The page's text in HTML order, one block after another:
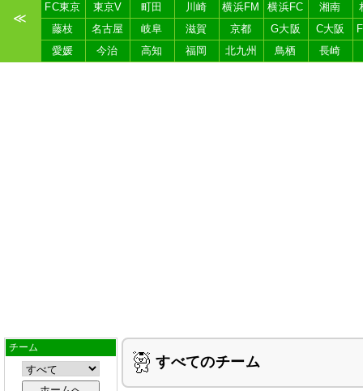
≪
FC東京
東京V 町田 川崎 横浜FM 横浜FC 湘南
藤枝
名古屋 岐阜 滋賀 京都 G大阪 C大阪
愛媛
今治 高知 福岡 北九州 鳥栖 長崎
チーム
すべてのチーム